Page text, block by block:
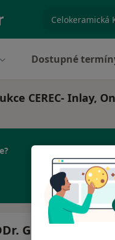
specializace,
Dostupné
CEREC- Inlay,
Ganna Morozova